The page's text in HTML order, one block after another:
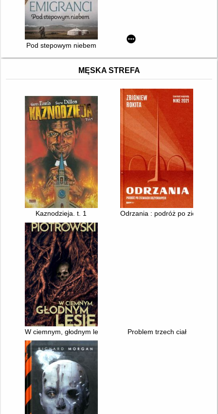
Pod stepowym niebem
MĘSKA STREFA
Kaznodzieja. t. 1 Odrzania : podróż po ziemiach
W ciemnym, głodnym lesie Problem trzech ciał